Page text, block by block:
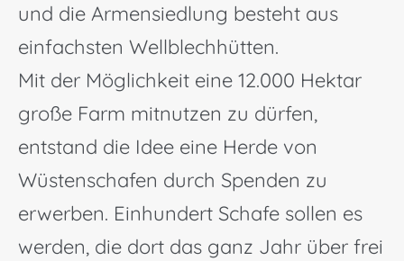
und die Armensiedlung besteht aus
einfachsten Wellblechhütten.
Mit der Möglichkeit eine 12.000 Hektar
große Farm mitnutzen zu dürfen,
entstand die Idee eine Herde von
Wüstenschafen durch Spenden zu
erwerben. Einhundert Schafe sollen es
werden, die dort das ganz Jahr über frei